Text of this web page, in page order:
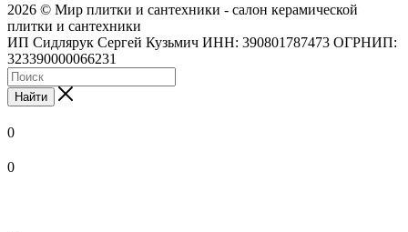
2026 © Мир плитки и сантехники - салон керамической
плитки и сантехники
ИП Сидлярук Сергей Кузьмич ИНН: 390801787473 ОГРНИП:
323390000066231
Найти
0
0